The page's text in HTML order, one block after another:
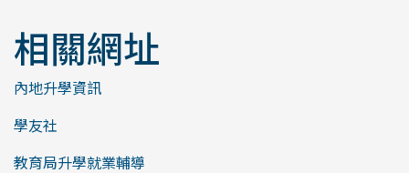
相關網址
內地升學資訊
學友社
教育局升學就業輔導